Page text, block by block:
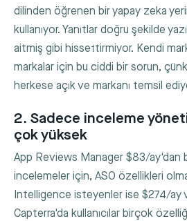
dilinden öğrenen bir yapay zeka
kullanıyor. Yanıtlar doğru şekilde
aitmiş gibi hissettirmiyor. Kendi
markalar için bu ciddi bir sorun,
herkese açık ve markanı temsil
2. Sadece inceleme
çok yüksek
App Reviews Manager $83/ay'dan
incelemeler için, ASO özellikleri
Intelligence isteyenler ise $274/ay
Capterra'da kullanıcılar birçok